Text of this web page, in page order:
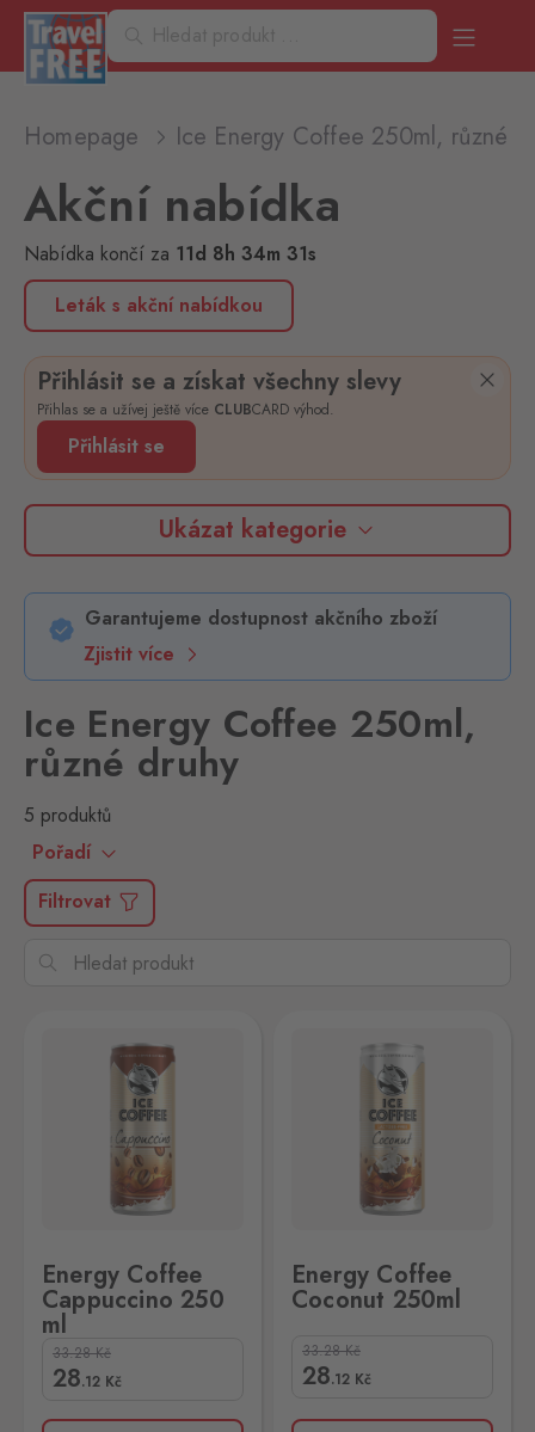
Homepage Ice Energy Coffee 250ml, různé
Akční nabídka
Nabídka končí za 11d 8h 34m 31s
Leták s akční nabídkou
Přihlásit se a získat všechny slevy
Přihlas se a užívej ještě více CLUBCARD výhod.
Přihlásit se
Ukázat kategorie
Garantujeme dostupnost akčního zboží
Zjistit více
Ice Energy Coffee 250ml,
různé druhy
5 produktů
Pořadí
Filtrovat
Energy Coffee
Cappuccino 250
ml
33.28Kč
28.12 Kč
Energy Coffee
Coconut 250ml
33.28Kč
28.12 Kč